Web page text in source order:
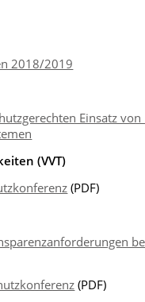
2018/2019
Einsatz von
(VVT)
(PDF)
(PDF)